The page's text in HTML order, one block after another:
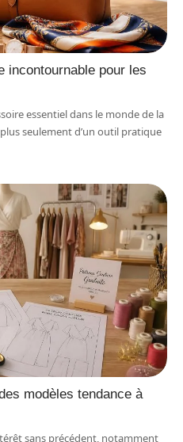
incontournable pour les
essentiel dans le monde de la
seulement d’un outil pratique
modèles tendance à
sans précédent, notamment